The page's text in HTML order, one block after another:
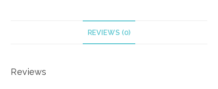
REVIEWS (0)
Reviews